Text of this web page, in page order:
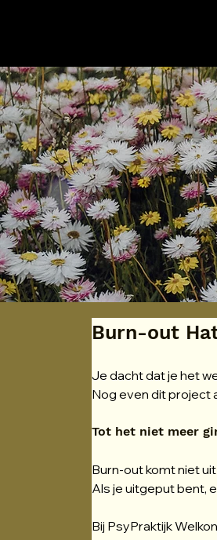
Burn-out
Je dacht dat je het
Nog even dit project
Tot het niet meer
Burn-out komt niet
Als je uitgeput bent,
Bij PsyPraktijk